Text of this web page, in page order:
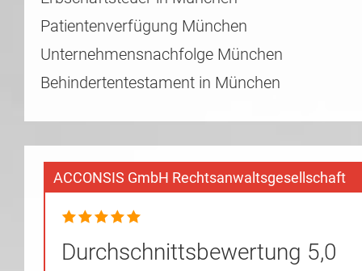
Patientenverfügung München
Unternehmensnachfolge München
Behindertentestament in München
ACCONSIS GmbH Rechtsanwaltsgesellschaft
Durchschnittsbewertung 5,0